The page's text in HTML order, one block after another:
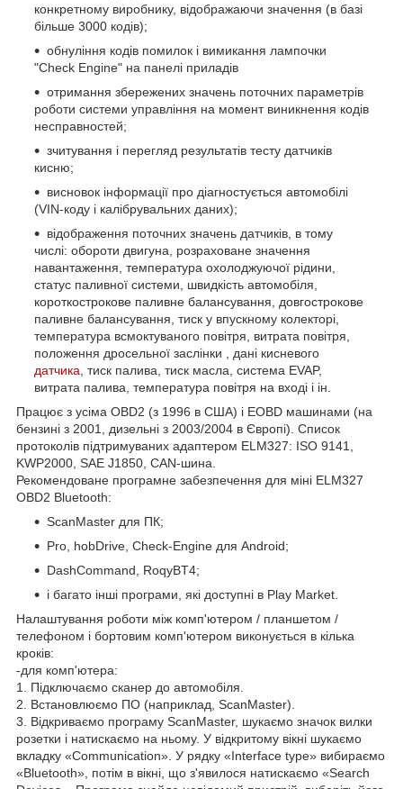
конкретному виробнику, відображаючи значення (в базі
більше 3000 кодів);
обнуління кодів помилок і вимикання лампочки
"Check Engine" на панелі приладів
отримання збережених значень поточних параметрів
роботи системи управління на момент виникнення кодів
несправностей;
зчитування і перегляд результатів тесту датчиків
кисню;
висновок інформації про діагностується автомобілі
(VIN-коду і калібрувальних даних);
відображення поточних значень датчиків, в тому
числі: обороти двигуна, розраховане значення
навантаження, температура охолоджуючої рідини,
статус паливної системи, швидкість автомобіля,
короткострокове паливне балансування, довгострокове
паливне балансування, тиск у впускному колекторі,
температура всмоктуваного повітря, витрата повітря,
положення дросельної заслінки , дані кисневого
датчика , тиск палива, тиск масла, система EVAP,
витрата палива, температура повітря на вході і ін.
Працює з усіма OBD2 (з 1996 в США) і EOBD машинами (на
бензині з 2001, дизельні з 2003/2004 в Європі). Список
протоколів підтримуваних адаптером ELM327: ISO 9141,
KWP2000, SAE J1850, CAN-шина.
Рекомендоване програмне забезпечення для міні ELM327
OBD2 Bluetooth:
ScanMaster для ПК;
Pro, hobDrive, Check-Engine для Android;
DashCommand, RoqyBT4;
і багато інші програми, які доступні в Play Market.
Налаштування роботи між комп'ютером / планшетом /
телефоном і бортовим комп'ютером виконується в кілька
кроків:
-для комп'ютера:
1. Підключаємо сканер до автомобіля.
2. Встановлюємо ПО (наприклад, ScanMaster).
3. Відкриваємо програму ScanMaster, шукаємо значок вилки
розетки і натискаємо на ньому. У відкритому вікні шукаємо
вкладку «Communication». У рядку «Interface type» вибираємо
«Bluetоoth», потім в вікні, що з'явилося натискаємо «Search